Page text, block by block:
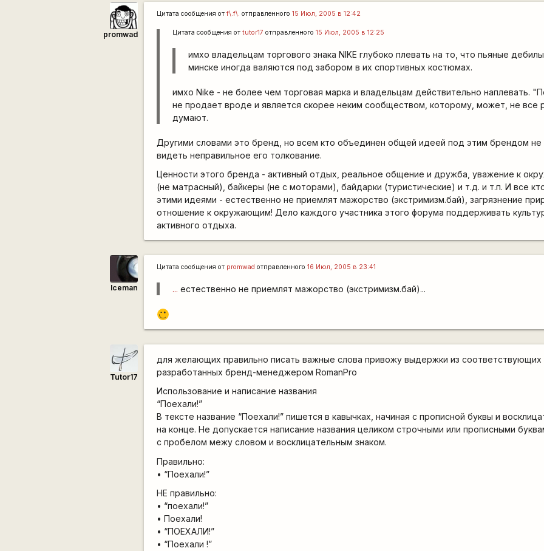
promwad
Цитата сообщения отf\.f\. отправленного15 Июл, 2005 в 12:42
Цитата сообщения отtutor17 отправленного15 Июл, 2005 в 12:25
имхо владельцам торгового знака NIKE глубоко плевать на то, что пьяные
минске иногда валяются под забором в их спортивных костюмах.
имхо Nike - не более чем торговая марка и владельцам действительно наплевать.
не продает вроде и является скорее неким сообществом, которому, может, не все
думают.
Другими словами это бренд, но всем кто объединен общей идеей под этим брендом не
видеть неправильное его толкование.
Ценности этого бренда - активный отдых, реальное общение и дружба, уважение к
(не матрасный), байкеры (не с моторами), байдарки (туристические) и т.д. и т.п. И все
этими идеями - естественно не приемлят мажорство (экстримизм.бай), загрязнение
отношение к окружающим! Дело каждого участника этого форума поддерживать
активного отдыха.
Iceman
Цитата сообщения от promwad отправленного16 Июл, 2005 в 23:41
... естественно не приемлят мажорство (экстримизм.бай)...
,-)
Tutor17
для желающих правильно писать важные слова привожу выдержки из соответствующих
разработанных бренд-менеджером RomanPro
Использование и написание названия
“Поехали!”
В тексте название “Поехали!” пишется в кавычках, начиная с прописной буквы и
на конце. Не допускается написание названия целиком строчными или прописными
с пробелом межу словом и восклицательным знаком.
Правильно:
• “Поехали!”
НЕ правильно:
• “поехали!”
• Поехали!
• “ПОЕХАЛИ!”
• “Поехали !”